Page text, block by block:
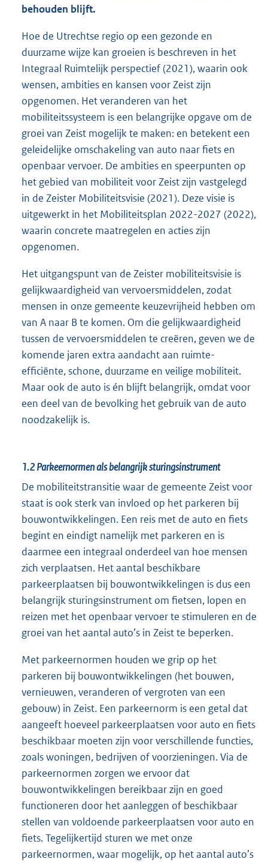
behouden blijft.
Hoe de Utrechtse regio op een gezonde en
duurzame wijze kan groeien is beschreven in het
Integraal Ruimtelijk perspectief (2021), waarin ook
wensen, ambities en kansen voor Zeist zijn
opgenomen. Het veranderen van het
mobiliteitssysteem is een belangrijke opgave om de
groei van Zeist mogelijk te maken: en betekent een
geleidelijke omschakeling van auto naar fiets en
openbaar vervoer. De ambities en speerpunten op
het gebied van mobiliteit voor Zeist zijn vastgelegd
in de Zeister Mobiliteitsvisie (2021). Deze visie is
uitgewerkt in het Mobiliteitsplan 2022-2027 (2022),
waarin concrete maatregelen en acties zijn
opgenomen.
Het uitgangspunt van de Zeister mobiliteitsvisie is
gelijkwaardigheid van vervoersmiddelen, zodat
mensen in onze gemeente keuzevrijheid hebben om
van A naar B te komen. Om die gelijkwaardigheid
tussen de vervoersmiddelen te creëren, geven we de
komende jaren extra aandacht aan ruimte-
efficiënte, schone, duurzame en veilige mobiliteit.
Maar ook de auto is én blijft belangrijk, omdat voor
een deel van de bevolking het gebruik van de auto
noodzakelijk is.
1.2Parkeernormen als belangrijk sturingsinstrument
De mobiliteitstransitie waar de gemeente Zeist voor
staat is ook sterk van invloed op het parkeren bij
bouwontwikkelingen. Een reis met de auto en fiets
begint en eindigt namelijk met parkeren en is
daarmee een integraal onderdeel van hoe mensen
zich verplaatsen. Het aantal beschikbare
parkeerplaatsen bij bouwontwikkelingen is dus een
belangrijk sturingsinstrument om fietsen, lopen en
reizen met het openbaar vervoer te stimuleren en de
groei van het aantal auto’s in Zeist te beperken.
Met parkeernormen houden we grip op het
parkeren bij bouwontwikkelingen (het bouwen,
vernieuwen, veranderen of vergroten van een
gebouw) in Zeist. Een parkeernorm is een getal dat
aangeeft hoeveel parkeerplaatsen voor auto en fiets
beschikbaar moeten zijn voor verschillende functies,
zoals woningen, bedrijven of voorzieningen. Via de
parkeernormen zorgen we ervoor dat
bouwontwikkelingen bereikbaar zijn en goed
functioneren door het aanleggen of beschikbaar
stellen van voldoende parkeerplaatsen voor auto en
fiets. Tegelijkertijd sturen we met onze
parkeernormen, waar mogelijk, op het aantal auto’s